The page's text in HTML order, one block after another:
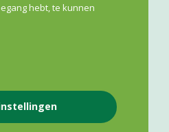
hebt, te kunnen
NETWERK VZW